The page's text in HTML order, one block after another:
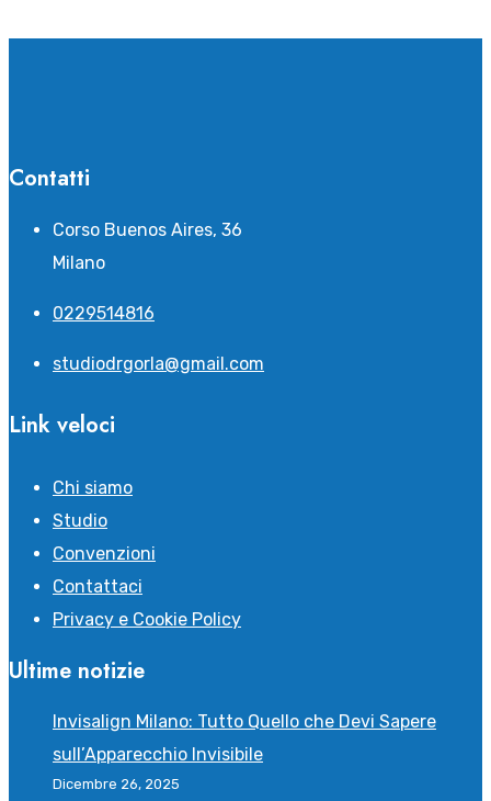
Contatti
Corso Buenos Aires, 36
Milano
0229514816
studiodrgorla@gmail.com
Link veloci
Chi siamo
Studio
Convenzioni
Contattaci
Privacy e Cookie Policy
Ultime notizie
Invisalign Milano: Tutto Quello che Devi Sapere
sull’Apparecchio Invisibile
Dicembre 26, 2025